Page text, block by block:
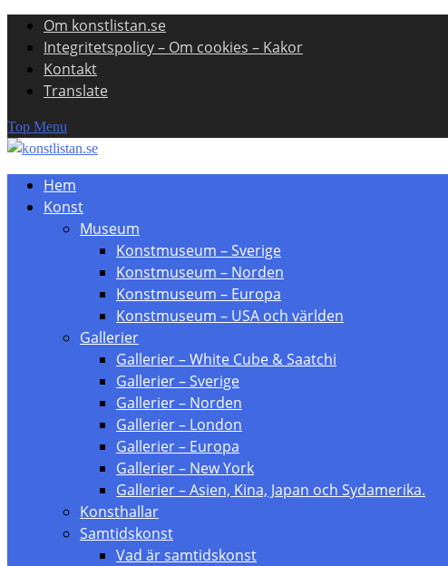
Skip
content
Om konstlistan.se
Integritetspolicy – Om cookies – Kakor
Kontakt
Translate
Top Menu
Hem
Konst
Museum
Konstmuseum – Sverige
Konstmuseum – Norden
Konstmuseum – Europa
Konstmuseum – USA och världen
Gallerier
Gallerier – White Cube & Saatchi
Gallerier – Sverige
Gallerier – Norden
Gallerier – London
Gallerier – Europa
Gallerier – New York
Gallerier – Asien, Kina, Japan och Sydamerika.
Konsthallar
Samtidskonst
Vad är samtidskonst